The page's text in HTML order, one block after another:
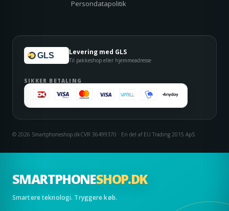
SMARTPHONESHOP.DK
Smartere teknologi. Tryggere køb.
Persondatapolitik
GLS Levering med GLS
Til pakkeshop eller hjemmeadresse
SIKKER BETALING
© 2026 Smartphoneshop.dkCVR 36499370 · En del af EU Trading 2015 ApS